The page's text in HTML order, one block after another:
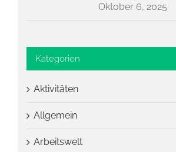
Oktober 6, 2025
Kategorien
Aktivitäten
Allgemein
Arbeitswelt